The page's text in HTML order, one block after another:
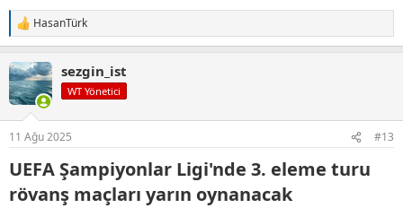
T
e
k
i
l
HasanTürk
sezgin_ist
WT Yönetici
11 Ağu 2025 #13
UEFA Şampiyonlar Ligi'nde 3. eleme turu
rövanş maçları yarın oynanacak​